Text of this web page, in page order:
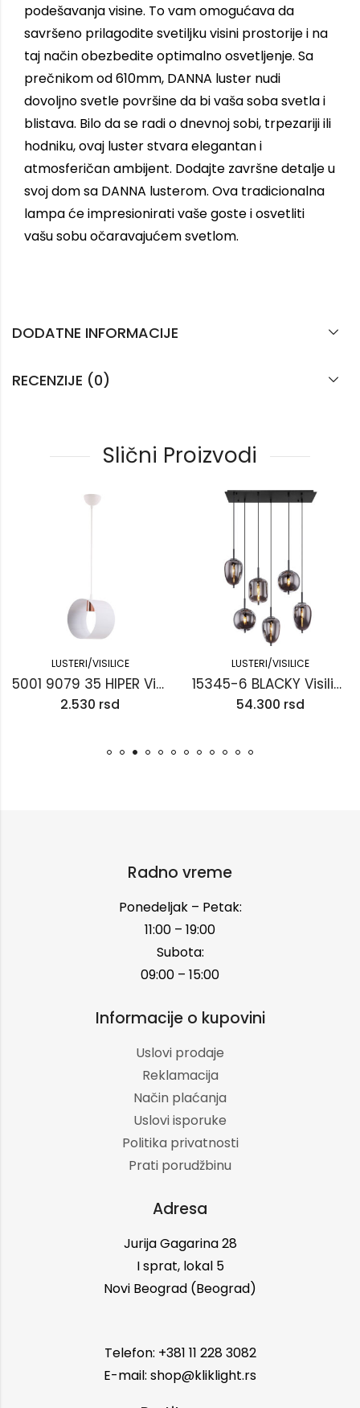
podešavanja visine. To vam omogućava da
savršeno prilagodite svetiljku visini prostorije i na
taj način obezbedite optimalno osvetljenje. Sa
prečnikom od 610mm, DANNA luster nudi
dovoljno svetle površine da bi vaša soba svetla i
blistava. Bilo da se radi o dnevnoj sobi, trpezariji ili
hodniku, ovaj luster stvara elegantan i
atmosferičan ambijent. Dodajte završne detalje u
svoj dom sa DANNA lusterom. Ova tradicionalna
lampa će impresionirati vaše goste i osvetliti
vašu sobu očaravajućem svetlom.
DODATNE INFORMACIJE
RECENZIJE (0)
Slični Proizvodi
LUSTERI/VISILICE
5001 9079 35 HIPER Visilica
2.530 rsd
LUSTERI/VISILICE
15345-6 BLACKY Visilica
54.300 rsd
Radno vreme
Ponedeljak – Petak:
11:00 – 19:00
Subota:
09:00 – 15:00
Informacije o kupovini
Uslovi prodaje
Reklamacija
Način plaćanja
Uslovi isporuke
Politika privatnosti
Prati porudžbinu
Adresa
Jurija Gagarina 28
I sprat, lokal 5
Novi Beograd (Beograd)
Telefon: +381 11 228 3082
E-mail: shop@kliklight.rs